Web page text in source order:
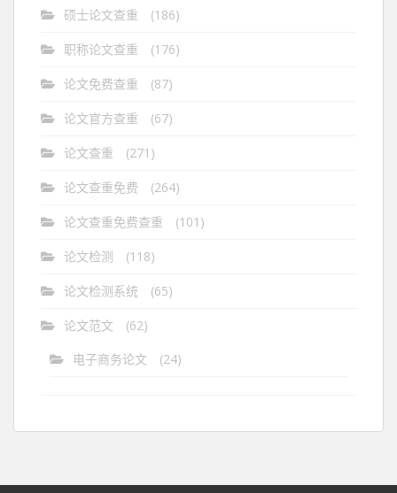
硕士论文查重 (186)
职称论文查重 (176)
论文免费查重 (87)
论文官方查重 (67)
论文查重 (271)
论文查重免费 (264)
论文查重免费查重 (101)
论文检测 (118)
论文检测系统 (65)
论文范文
(62)
电子商务论文
(24)